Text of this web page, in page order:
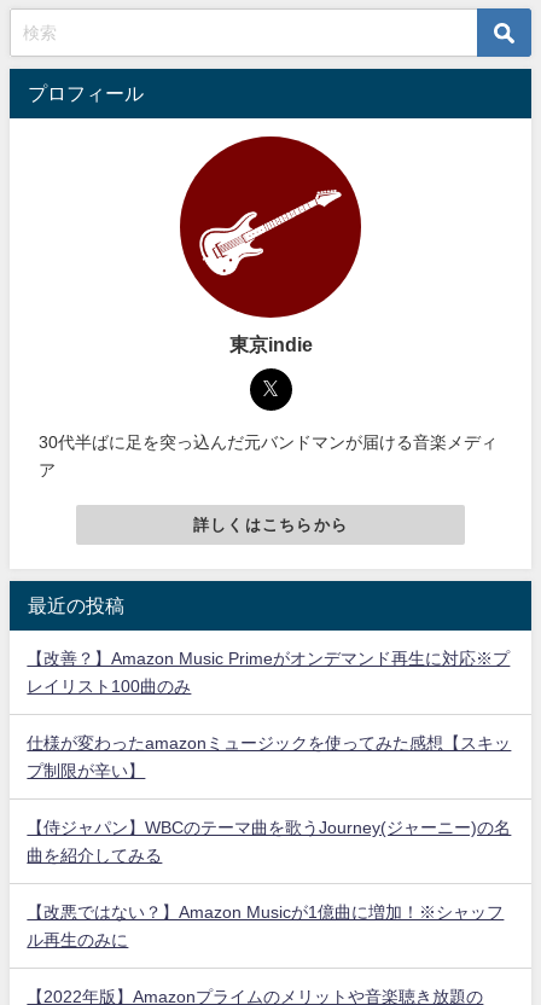
プロフィール
東京indie
30代半ばに足を突っ込んだ元バンドマンが届ける音楽メディ
ア
詳しくはこちらから
最近の投稿
【改善？】Amazon Music Primeがオンデマンド再生に対応※プ
レイリスト100曲のみ
仕様が変わったamazonミュージックを使ってみた感想【スキッ
プ制限が辛い】
【侍ジャパン】WBCのテーマ曲を歌うJourney(ジャーニー)の名
曲を紹介してみる
【改悪ではない？】Amazon Musicが1億曲に増加！※シャッフ
ル再生のみに
【2022年版】Amazonプライムのメリットや音楽聴き放題の